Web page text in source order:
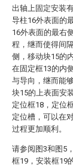
出轴上固定安装
导柱16外表面的
16外表面的最右
程，继而使得间
侧，移动块15的
在固定框13的内
与导向，继而能
块15的上表面安
定位框18，定位
定位槽，可以在
过程更加顺利。
请参阅图3和图5
框19，安装框19